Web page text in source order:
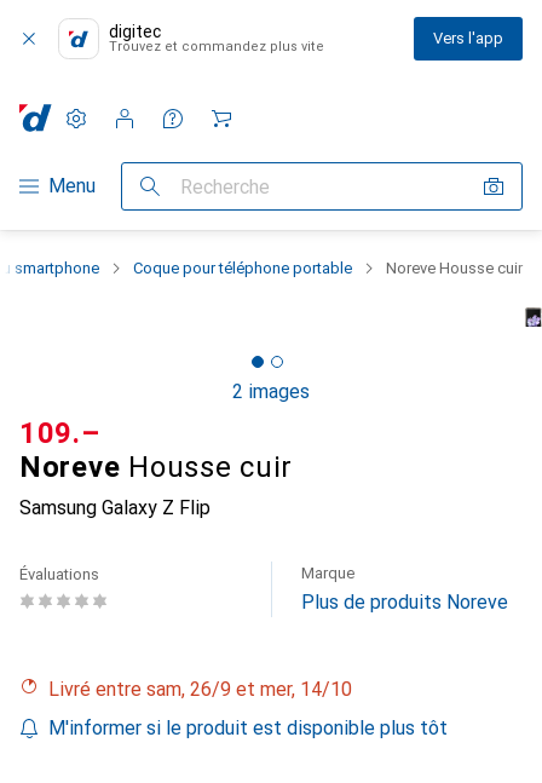
digitec
Trouvez et commandez plus vite Vers l'app
Navigation par catégorie
Menu Recherche
Paramètres
Compte client
Listes de comparaison
Listes d'envies
Panier
smartphone Coque pour téléphone portable Noreve Housse cuir
2 images
Noreve Housse cuir
Samsung Galaxy Z Flip
CHF
109.–
Évaluations Marque
Plus de produits Noreve
Livré entre sam, 26/9 et mer, 14/10
M'informer si le produit est disponible plus tôt